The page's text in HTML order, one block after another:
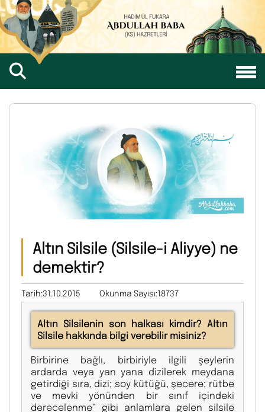
Altın Silsile (Silsile-i Aliyye) ne
demektir?
Tarih:31.10.2015 Okunma Sayısı:18737
Altın Silsilenin son halkası kimdir? Altın
Silsile hakkında bilgi verebilir misiniz?
Birbirine bağlı, birbiriyle ilgili şeylerin
ardarda veya yan yana dizilerek meydana
getirdiği sıra, dizi; soy kütüğü, şecere; rütbe
ve mevki yönünden bir sınıf içindeki
derecelenme” gibi anlamlara gelen silsile